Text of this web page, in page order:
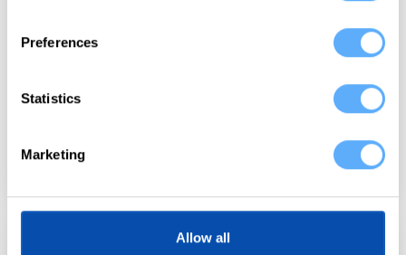
Preferences
Statistics
Marketing
Allow all
Agencia cobra justamente y la amplía
De malos datos de control del tiempo a planificar
Descubre cómo esta agencia tomó el control de su
tiempo.